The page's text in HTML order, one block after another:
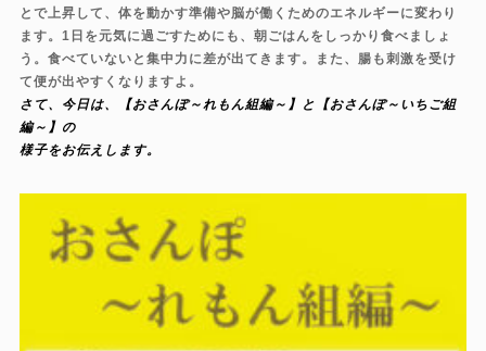
とで上昇して、体を動かす準備や脳が働くためのエネルギーに変わり
ます。1日を元気に過ごすためにも、朝ごはんをしっかり食べましょ
う。食べていないと集中力に差が出てきます。また、腸も刺激を受け
て便が出やすくなりますよ。
さて、今日は、【おさんぽ～れもん組編～】と【おさんぽ～いちご組
編～】の
様子をお伝えします。